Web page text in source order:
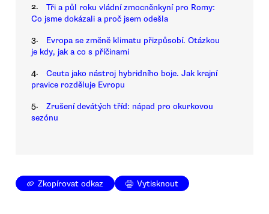
2.
Tři a půl roku vládní zmocněnkyní pro Romy:
Co jsme dokázali a proč jsem odešla
3.
Evropa se změně klimatu přizpůsobí. Otázkou
je kdy, jak a co s příčinami
4.
Ceuta jako nástroj hybridního boje. Jak krajní
pravice rozděluje Evropu
5.
Zrušení devátých tříd: nápad pro okurkovou
sezónu
Zkopírovat odkaz Vytisknout